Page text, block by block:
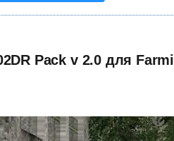
Pack v 2.0 для